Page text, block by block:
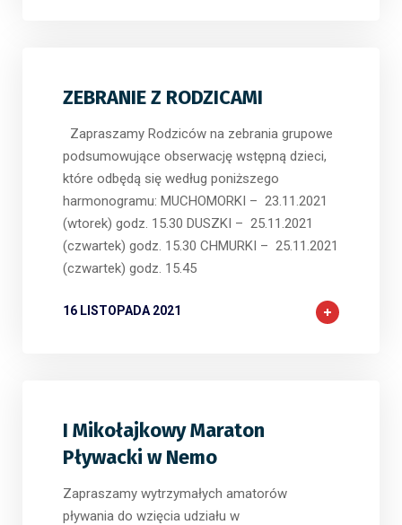
ZEBRANIE Z RODZICAMI
Zapraszamy Rodziców na zebrania grupowe
podsumowujące obserwację wstępną dzieci,
które odbędą się według poniższego
harmonogramu: MUCHOMORKI – 23.11.2021
(wtorek) godz. 15.30 DUSZKI – 25.11.2021
(czwartek) godz. 15.30 CHMURKI – 25.11.2021
(czwartek) godz. 15.45
16 LISTOPADA 2021
I Mikołajkowy Maraton
Pływacki w Nemo
Zapraszamy wytrzymałych amatorów
pływania do wzięcia udziału w